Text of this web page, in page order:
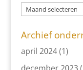
Archief
april 2024(1)